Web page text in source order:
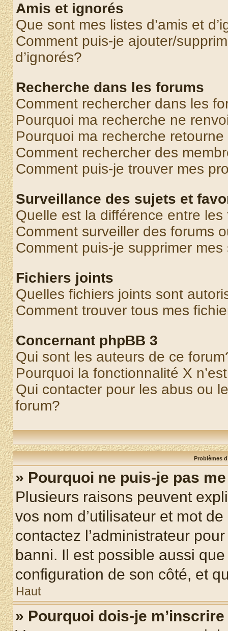
Amis et ignorés
Que sont mes listes d’amis et
Comment puis-je ajouter/
d’ignorés?
Recherche dans les forums
Comment rechercher dans les
Pourquoi ma recherche ne
Pourquoi ma recherche
Comment rechercher des
Comment puis-je trouver mes
Surveillance des sujets et
Quelle est la différence entre
Comment surveiller des forums
Comment puis-je supprimer
Fichiers joints
Quelles fichiers joints sont
Comment trouver tous mes
Concernant phpBB 3
Qui sont les auteurs de ce
Pourquoi la fonctionnalité X
Qui contacter pour les abus ou
forum?
Problèmes
» Pourquoi ne puis-je pas
Plusieurs raisons peuvent
vos nom d’utilisateur et mot
contactez l’administrateur
banni. Il est possible aussi
configuration de son côté, et
Haut
» Pourquoi dois-je